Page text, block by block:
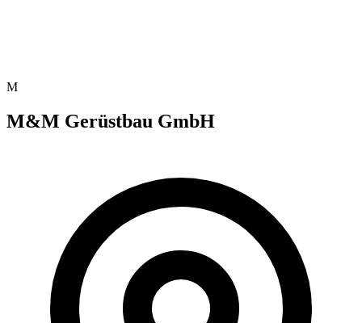
M
M&M Gerüstbau GmbH